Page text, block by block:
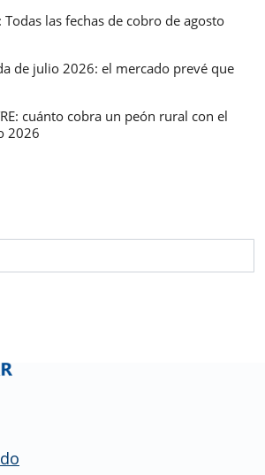
Todas las fechas de cobro de agosto
de julio 2026: el mercado prevé que
cuánto cobra un peón rural con el
2026